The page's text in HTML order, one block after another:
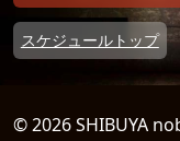
スケジュールトップ
© 2026 SHIBUYA